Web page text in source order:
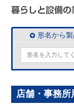
形名から
店舗・事務